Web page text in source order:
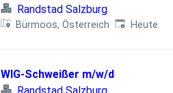
Randstad Salzburg
Bürmoos, Österreich Veröffentlicht
Heute
WIG-Schweißer m/w/d